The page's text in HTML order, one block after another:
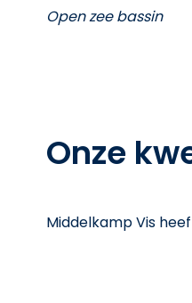
Open zee bassin
Onze
Middelkamp Vis